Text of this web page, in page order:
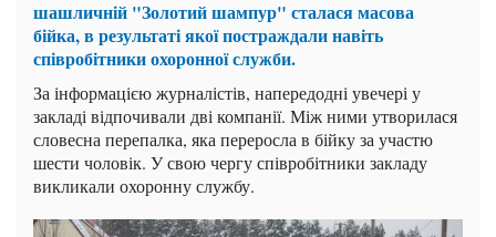
шашличній "Золотий шампур" сталася масова
бійка, в результаті якої постраждали навіть
співробітники охоронної служби.
За інформацією журналістів, напередодні увечері у
закладі відпочивали дві компанії. Між ними утворилася
словесна перепалка, яка переросла в бійку за участю
шести чоловік. У свою чергу співробітники закладу
викликали охоронну службу.